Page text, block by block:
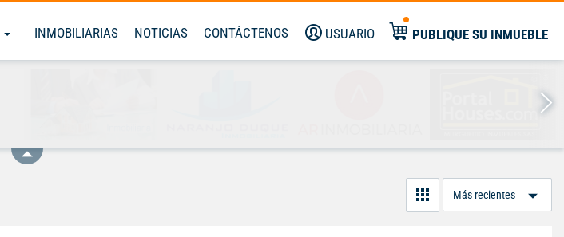
INMOBILIARIAS NOTICIAS CONTÁCTENOS USUARIO PUBLIQUE SU INMUEBLE